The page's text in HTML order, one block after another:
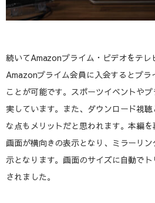
続いてAmazonプライム・ビデオをテレ
Amazonプライム会員に入会するとプラ
ことが可能です。スポーツイベントや
実しています。また、ダウンロード視
な点もメリットだと思われます。本編
画面が横向きの表示となり、ミラーリ
示となります。画面のサイズに自動で
されました。